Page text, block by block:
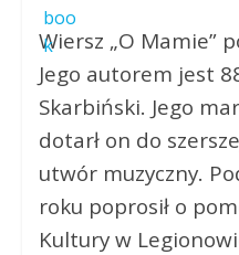
Wiersz „O Mamie”
Jego autorem jest
Skarbiński. Jego
dotarł on do
utwór muzyczny.
roku poprosił o
Kultury w